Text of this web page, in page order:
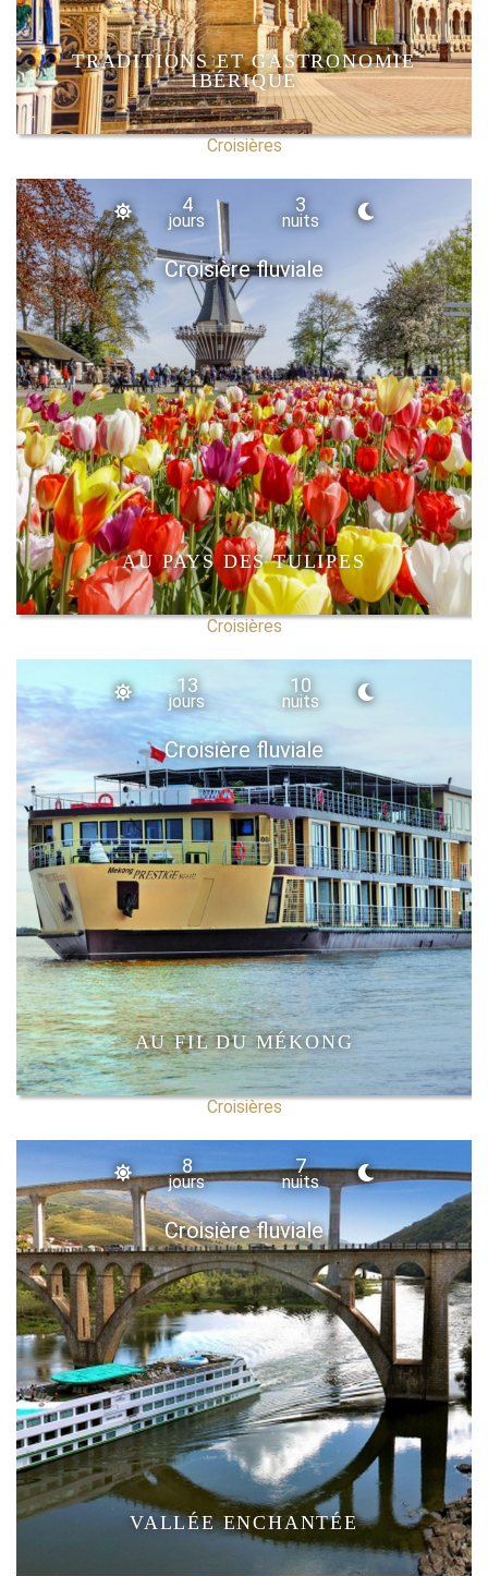
TRADITIONS ET GASTRONOMIE
IBÉRIQUE
Croisières
Croisière fluviale
4
jours
3
nuits
AU PAYS DES TULIPES
Croisières
Croisière fluviale
13
jours
10
nuits
AU FIL DU MÉKONG
Croisières
Croisière fluviale
8
jours
7
nuits
VALLÉE ENCHANTÉE